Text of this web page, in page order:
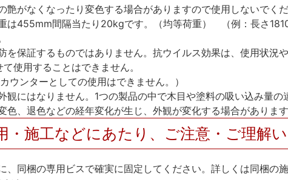
がなくなったり変色する場合がありますので使用しないでく
は455mm間隔当たり20kgです。（均等荷重） （例：長さ
保証するものではありません。抗ウイルス効果は、使用状況
使用することはできません。
ンターとしての使用はできません。）
にはなりません。1つの製品の中で木目や塗料の吸い込み量
、退色などの経年変化が生じ、外観が変化する場合がありま
・施工などにあたり、ご注意・ご理解
同梱の専用ビスで確実に固定してください。詳しくは同梱の